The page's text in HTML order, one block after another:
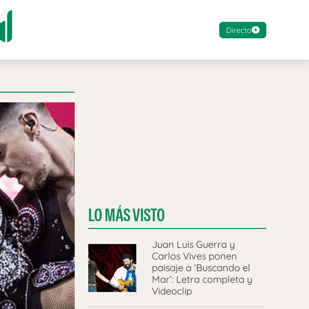
Directo
LO MÁS VISTO
Juan Luis Guerra y
Carlos Vives ponen
paisaje a ‘Buscando el
Mar’: Letra completa y
Videoclip